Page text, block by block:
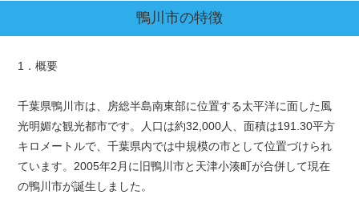
鴨川市の特徴
1．概要
千葉県鴨川市は、房総半島南東部に位置する太平洋に面した風
光明媚な観光都市です。人口は約32,000人、面積は191.30平方
キロメートルで、千葉県内では中規模の市として位置づけられ
ています。2005年2月に旧鴨川市と天津小湊町が合併して現在
の鴨川市が誕生しました。